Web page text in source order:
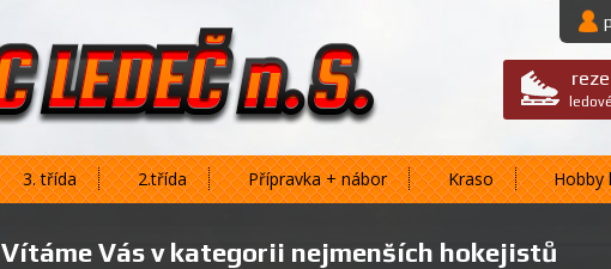
3. třída 2.třída Přípravka + nábor Kraso Hobby
Vítáme Vás v kategorii nejmenších hokejistů